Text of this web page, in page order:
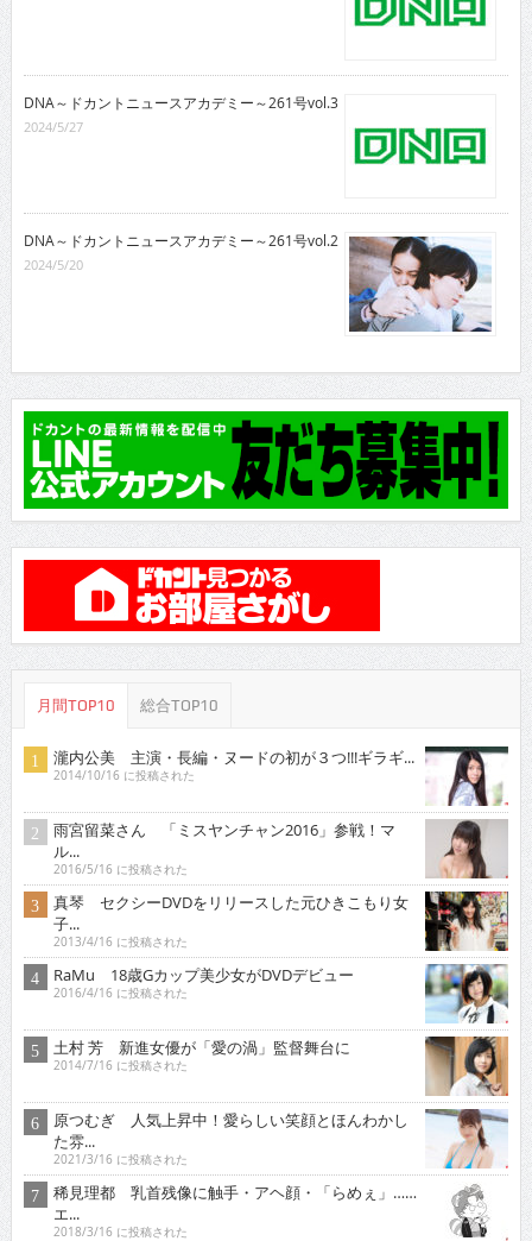
DNA～ドカントニュースアカデミー～261号vol.3
2024/5/27
DNA～ドカントニュースアカデミー～261号vol.2
2024/5/20
月間TOP10 総合TOP10
瀧内公美 主演・長編・ヌードの初が３つ!!!ギラギ...
2014/10/16 に投稿された
雨宮留菜さん 「ミスヤンチャン2016」参戦！マ
ル...
2016/5/16 に投稿された
真琴 セクシーDVDをリリースした元ひきこもり女
子...
2013/4/16 に投稿された
RaMu 18歳Gカップ美少女がDVDデビュー
2016/4/16 に投稿された
土村 芳 新進女優が「愛の渦」監督舞台に
2014/7/16 に投稿された
原つむぎ 人気上昇中！愛らしい笑顔とほんわかし
た雰...
2021/3/16 に投稿された
稀見理都 乳首残像に触手・アヘ顔・「らめぇ」……
エ...
2018/3/16 に投稿された